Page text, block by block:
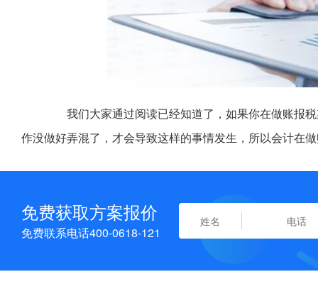
我们大家通过阅读已经知道了，如果你在做账报税
作没做好弄混了，才会导致这样的事情发生，所以会计在
免费获取方案报价
免费联系电话400-0618-121